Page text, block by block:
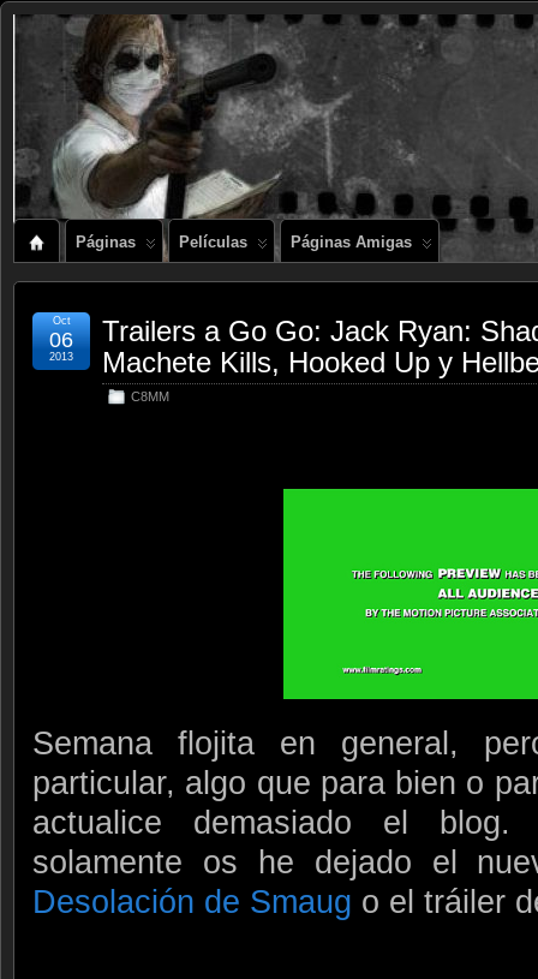
Páginas Películas Páginas Amigas
Trailers a Go Go: Jack Ryan:
Machete Kills, Hooked Up y
C8MM
Oct
06
2013
Semana flojita en general,
particular, algo que para bien o
actualice demasiado el
solamente os he dejado el
Desolación de Smaug o el tráiler